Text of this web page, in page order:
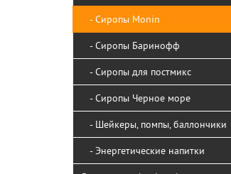
- Сиропы Monin
- Сиропы Баринофф
- Сиропы для постмикс
- Сиропы Черное море
- Шейкеры, помпы, баллончики
- Энергетические напитки